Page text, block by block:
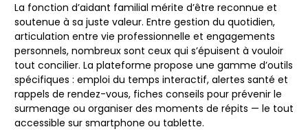
La fonction d’aidant familial mérite d’être reconnue et
soutenue à sa juste valeur. Entre gestion du quotidien,
articulation entre vie professionnelle et engagements
personnels, nombreux sont ceux qui s’épuisent à vouloir
tout concilier. La plateforme propose une gamme d’outils
spécifiques : emploi du temps interactif, alertes santé et
rappels de rendez-vous, fiches conseils pour prévenir le
surmenage ou organiser des moments de répits — le tout
accessible sur smartphone ou tablette.